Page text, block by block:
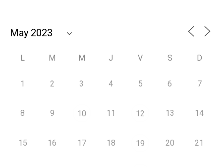
L M M J V S D
1 2 3 4 5 6 7
8 9 10 11 12 13 14
15 16 17 18 19 20 21